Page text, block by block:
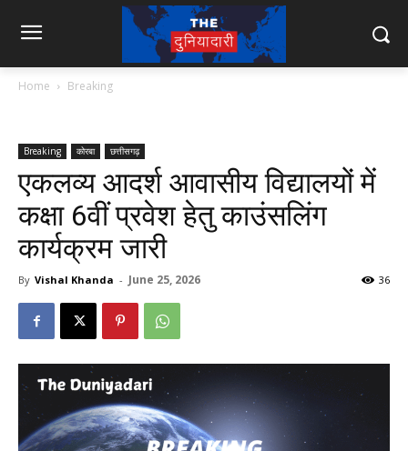
Home Breaking
Breaking कोरबा छत्तीसगढ़
एकलव्य आदर्श आवासीय विद्यालयों में
कक्षा 6वीं प्रवेश हेतु काउंसलिंग
कार्यक्रम जारी
By Vishal Khanda - June 25, 2026 36